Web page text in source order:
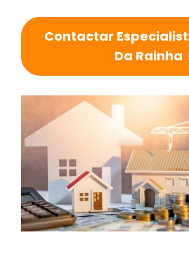
Contactar
Da Rainha